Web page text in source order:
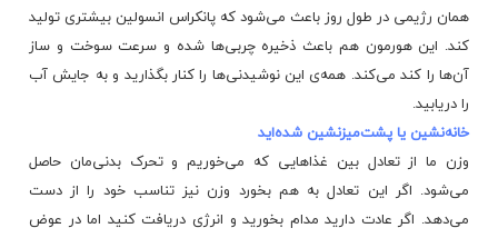
همان رژیمی در طول روز باعث می‌شود که پانکراس انسولین بیشتری تولید
کند. این هورمون هم باعث ذخیره چربی‌ها شده و سرعت سوخت و ساز
آن‌ها را کند می‌کند. همه‌ی این نوشیدنی‌ها را کنار بگذارید و به جایش آب
را دریابید.
خانه‌نشین یا پشت‌میزنشین شده‌اید
وزن ما از تعادل بین غذاهایی که می‌خوریم و تحرک بدنی‌مان حاصل
می‌شود. اگر این تعادل به هم بخورد وزن نیز تناسب خود را از دست
می‌دهد. اگر عادت دارید مدام بخورید و انرژی دریافت کنید اما در عوض